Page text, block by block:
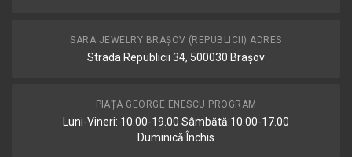
SARA JEWELRY BRAȘOV (REPUBLICII) ADRES
Strada Republicii 34, 500030 Brașov
PIAȚA GEORGE ENESCU PROGRAM
Luni-Vineri: 10.00-19.00 Sâmbătă:10.00-17.00
Duminică:Închis